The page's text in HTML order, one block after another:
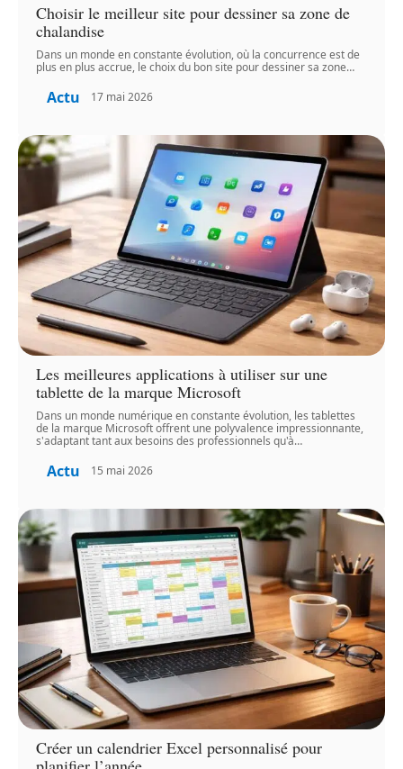
Choisir le meilleur site pour dessiner sa zone de
chalandise
Dans un monde en constante évolution, où la concurrence est de
plus en plus accrue, le choix du bon site pour dessiner sa zone…
Actu 17 mai 2026
Les meilleures applications à utiliser sur une
tablette de la marque Microsoft
Dans un monde numérique en constante évolution, les tablettes
de la marque Microsoft offrent une polyvalence impressionnante,
s'adaptant tant aux besoins des professionnels qu'à…
Actu 15 mai 2026
Créer un calendrier Excel personnalisé pour